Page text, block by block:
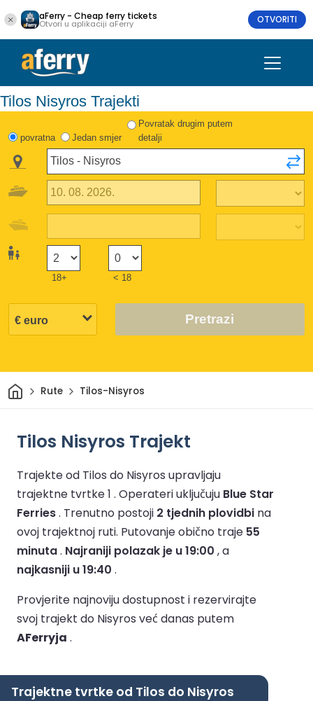
aFerry - Cheap ferry tickets
Otvori u aplikaciji aFerry OTVORITI
Tilos Nisyros Trajekti
povratna Jedan smjer
Povratak drugim putem
detalji
18+ < 18
Pretrazi
DomRute Tilos-Nisyros
Tilos Nisyros Trajekt
Trajekte od Tilos do Nisyros upravljaju
trajektne tvrtke 1 . Operateri uključuju Blue Star
Ferries. Trenutno postoji 2 tjednih plovidbi na
ovoj trajektnoj ruti. Putovanje obično traje 55
minuta. Najraniji polazak je u 19:00 , a
najkasniji u 19:40 .
Provjerite najnoviju dostupnost i rezervirajte
svoj trajekt do Nisyros već danas putem
AFerryja .
Trajektne tvrtke od Tilos do Nisyros